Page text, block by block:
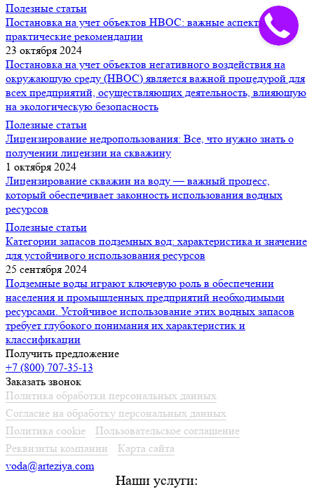
Полезные статьи
Постановка на учет объектов НВОС: важные аспекты и
практические рекомендации
23 октября 2024
Постановка на учет объектов негативного воздействия на
окружающую среду (НВОС) является важной процедурой для
всех предприятий, осуществляющих деятельность, влияющую
на экологическую безопасность
Полезные статьи
Лицензирование недропользования: Все, что нужно знать о
получении лицензии на скважину
1 октября 2024
Лицензирование скважин на воду — важный процесс,
который обеспечивает законность использования водных
ресурсов
Полезные статьи
Категории запасов подземных вод: характеристика и значение
для устойчивого использования ресурсов
25 сентября 2024
Подземные воды играют ключевую роль в обеспечении
населения и промышленных предприятий необходимыми
ресурсами. Устойчивое использование этих водных запасов
требует глубокого понимания их характеристик и
классификации
Получить предложение
+7 (800) 707-35-13
Заказать звонок
Политика обработки персональных данных
Согласие на обработку персональных данных
Политика cookie
Пользовательское соглашение
Реквизиты компании
Карта сайта
voda@arteziya.com
Наши услуги: